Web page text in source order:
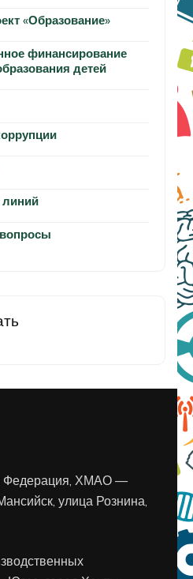
«Образование»
финансирование
детей
Федерация, ХМАО —
улица Рознина,